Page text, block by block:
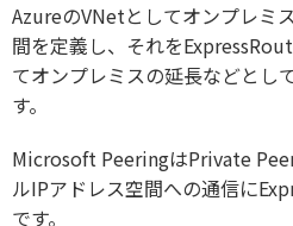
AzureのVNetとしてオンプレミ
間を定義し、それを
てオンプレミスの延長などとし
す。
Microsoft PeeringはPrivate
ルIPアドレス空間への通信に
です。